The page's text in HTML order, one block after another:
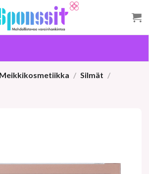
Meikkikosmetiikka / Silmät /